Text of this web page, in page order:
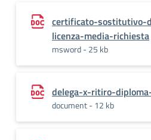
certificato-sostitutivo-
licenza-media-richiesta
msword - 25 kb
delega-x-ritiro-
document - 12 kb